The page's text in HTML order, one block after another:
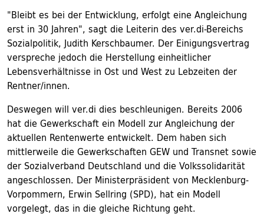
"Bleibt es bei der Entwicklung, erfolgt eine Angleichung
erst in 30 Jahren", sagt die Leiterin des ver.di-Bereichs
Sozialpolitik, Judith Kerschbaumer. Der Einigungsvertrag
verspreche jedoch die Herstellung einheitlicher
Lebensverhältnisse in Ost und West zu Lebzeiten der
Rentner/innen.
Deswegen will ver.di dies beschleunigen. Bereits 2006
hat die Gewerkschaft ein Modell zur Angleichung der
aktuellen Rentenwerte entwickelt. Dem haben sich
mittlerweile die Gewerkschaften GEW und Transnet sowie
der Sozialverband Deutschland und die Volkssolidarität
angeschlossen. Der Ministerpräsident von Mecklenburg-
Vorpommern, Erwin Sellring (SPD), hat ein Modell
vorgelegt, das in die gleiche Richtung geht.